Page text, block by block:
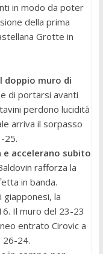
in modo da poter
della prima
Grotte in
doppio muro di
di portarsi avanti
perdono lucidità
arriva il sorpasso
25.
e accelerano subito
rafforza la
in banda.
la
Il muro del 23-23
entrato Cirovic a
26-24.